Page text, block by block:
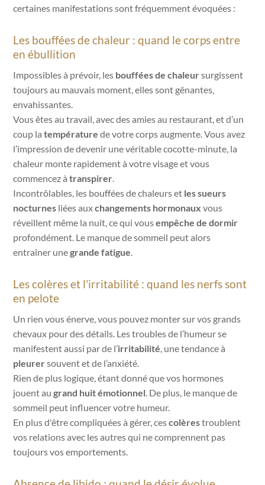
certaines manifestations sont fréquemment évoquées :
Les bouffées de chaleur : quand le corps entre
en ébullition
Impossibles à prévoir, les bouffées de chaleursurgissent
toujours au mauvais moment, elles sont gênantes,
envahissantes.
Vous êtes au travail, avec des amies au restaurant, et d’un
coup latempérature de votre corps augmente. Vous avez
l’impression de devenir une véritable cocotte-minute, la
chaleur monte rapidement à votre visage et vous
commencez àtranspirer.
Incontrôlables, les bouffées de chaleurs et les sueurs
nocturnes liées auxchangements hormonauxvous
réveillent même la nuit, ce qui vousempêche de dormir
profondément. Le manque de sommeil peut alors
entraîner unegrande fatigue.
Les colères et l'irritabilité : quand les nerfs sont
en pelote
Un rien vous énerve, vous pouvez monter sur vos grands
chevaux pour des détails. Les troubles de l’humeur se
manifestent aussi par de l’irritabilité, une tendance à
pleurersouvent et de l’anxiété.
Rien de plus logique, étant donné que vos hormones
jouent augrand huit émotionnel. De plus, le manque de
sommeil peut influencer votre humeur.
En plus d'être compliquées à gérer, cescolèrestroublent
vos relations avec les autres qui ne comprennent pas
toujours vos emportements.